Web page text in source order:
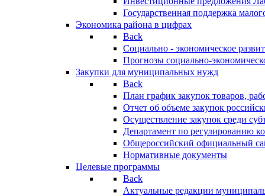
Государственная поддержка
Экономика района в цифрах
Back
Социально - экономическое
Прогнозы социально-
Закупки для муниципальных нужд
Back
План график закупок товаров,
Отчет об объеме закупок
Осуществление закупок среди
Департамент по регулированию
Общероссийский официальный
Нормативные документы
Целевые программы
Back
Актуальные редакции